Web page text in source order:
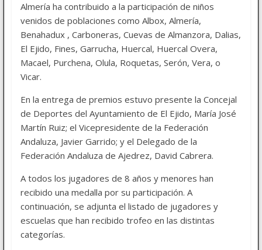
Almería ha contribuido a la participación de niños
venidos de poblaciones como Albox, Almería,
Benahadux , Carboneras, Cuevas de Almanzora, Dalias,
El Ejido, Fines, Garrucha, Huercal, Huercal Overa,
Macael, Purchena, Olula, Roquetas, Serón, Vera, o
Vicar.
En la entrega de premios estuvo presente la Concejal
de Deportes del Ayuntamiento de El Ejido, María José
Martín Ruiz; el Vicepresidente de la Federación
Andaluza, Javier Garrido; y el Delegado de la
Federación Andaluza de Ajedrez, David Cabrera.
A todos los jugadores de 8 años y menores han
recibido una medalla por su participación. A
continuación, se adjunta el listado de jugadores y
escuelas que han recibido trofeo en las distintas
categorías.